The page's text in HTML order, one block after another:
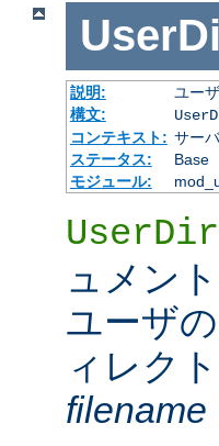
説明:
ユー
構文:
コンテキスト: サー
ステータス:
Base
モジュール:
UserDir
ュメン
ユーザ
ィレク
filename